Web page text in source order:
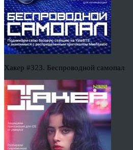
Хакер #323. Беспроводной самопал